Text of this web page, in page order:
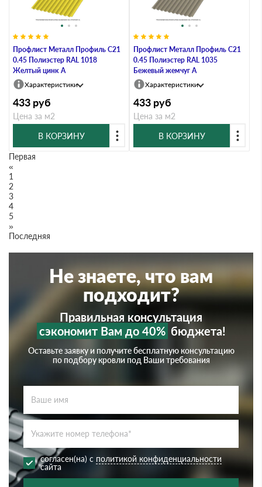
Профлист Металл Профиль C21
0.45 Полиэстер RAL 1018
Желтый цинк A
Характеристики
433 руб
Цена за м2
В КОРЗИНУ
Профлист Металл Профиль C21
0.45 Полиэстер RAL 1035
Бежевый жемчуг A
Характеристики
433 руб
Цена за м2
В КОРЗИНУ
Первая
«
1
2
3
4
5
»
Последняя
Не знаете, что вам
подходит?
Правильная консультация
сэкономит Вам до 40% бюджета!
Оставьте заявку и получите бесплатную консультацию
по подбору кровли под Ваши требования
согласен(на) с политикой конфиденциальности
сайта